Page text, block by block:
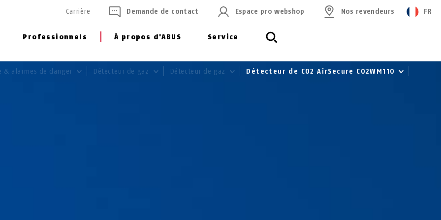
Professionnels À propos d'ABUS Service
Carrière Demande de contact Espace pro webshop Nos revendeurs FR
& alarmes de danger Détecteur de gaz Détecteur de gaz Détecteur de CO2 AirSecure CO2WM110